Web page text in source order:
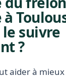
suivre
?
aider à